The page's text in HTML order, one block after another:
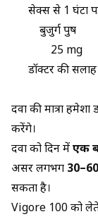
सेक्स से 1 घंटा
बुजुर्ग पुरुष
25 mg
डॉक्टर की
दवा की मात्रा
करेंगे।
दवा को दिन मेंएक
असर लगभग
सकता है।
Vigore 100 को